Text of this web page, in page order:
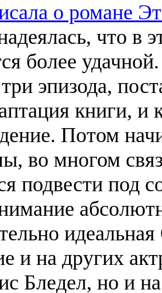
о романе
что в
более
эпизода,
книги, и
Потом
во многом
подвести под
и на других
Бледел, но и